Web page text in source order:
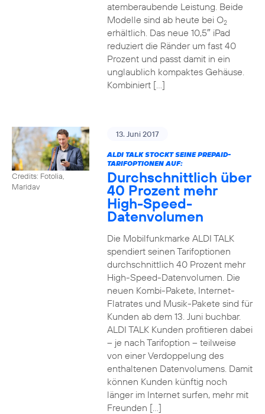
atemberaubende Leistung. Beide
Modelle sind ab heute bei O2
erhältlich. Das neue 10,5″ iPad
reduziert die Ränder um fast 40
Prozent und passt damit in ein
unglaublich kompaktes Gehäuse.
Kombiniert […]
Credits: Fotolia,
Maridav
13. Juni 2017
ALDI TALK STOCKT SEINE PREPAID-
TARIFOPTIONEN AUF:
Durchschnittlich über
40 Prozent mehr
High-Speed-
Datenvolumen
Die Mobilfunkmarke ALDI TALK
spendiert seinen Tarifoptionen
durchschnittlich 40 Prozent mehr
High-Speed-Datenvolumen. Die
neuen Kombi-Pakete, Internet-
Flatrates und Musik-Pakete sind für
Kunden ab dem 13. Juni buchbar.
ALDI TALK Kunden profitieren dabei
– je nach Tarifoption – teilweise
von einer Verdoppelung des
enthaltenen Datenvolumens. Damit
können Kunden künftig noch
länger im Internet surfen, mehr mit
Freunden […]